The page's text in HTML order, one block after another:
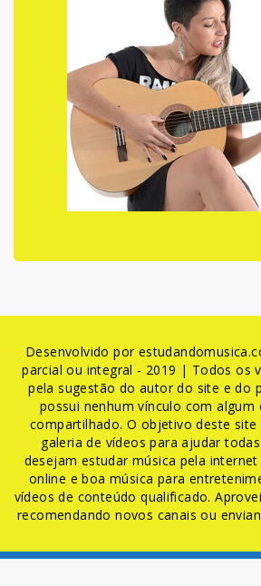
Desenvolvido por
parcial ou integral - 2019 | Todos os vídeos são postados
pela sugestão do autor do site e do
possui nenhum vínculo com algum
compartilhado. O objetivo deste
galeria de vídeos para ajudar
desejam estudar música pela
online e boa música para
vídeos de conteúdo qualificado.
recomendando novos canais ou